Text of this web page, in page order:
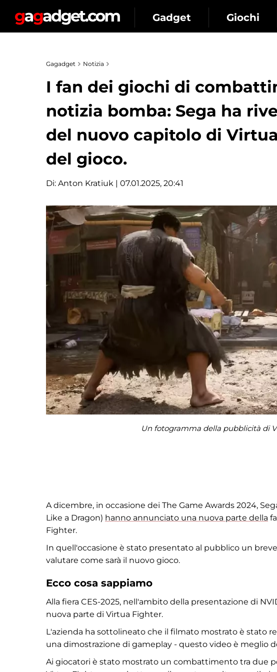
Gadget Giochi
Gagadget Notizia
I fan dei giochi di
notizia bomba: Sega ha
del nuovo capitolo di
del gioco.
Di: Anton Kratiuk | 07.01.2025, 20:41
Un fotogramma della pubblicità di
A dicembre, in occasione dei The Game Awards 2024,
Like a Dragon) hanno annunciato una nuova parte della
Fighter.
In quell'occasione è stato presentato al pubblico un
valutare come sarà il nuovo gioco.
Ecco cosa sappiamo
Alla fiera CES-2025, nell'ambito della presentazione di
nuova parte di Virtua Fighter.
L'azienda ha sottolineato che il filmato mostrato è stato
una dimostrazione di gameplay - questo video è meglio
Ai giocatori è stato mostrato un combattimento tra due